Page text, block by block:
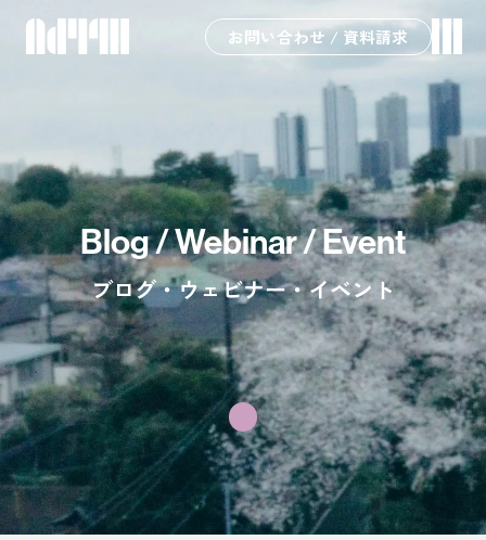
お問い合わせ / 資料請求
Blog / Webinar / Event
ブログ・ウェビナー・イベント